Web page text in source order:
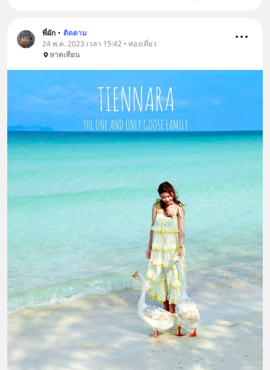
พี่ผัก • ติดตาม
24 พ.ค. 2023 เวลา 15:42 • ท่องเที่ยว
หาดเทียน